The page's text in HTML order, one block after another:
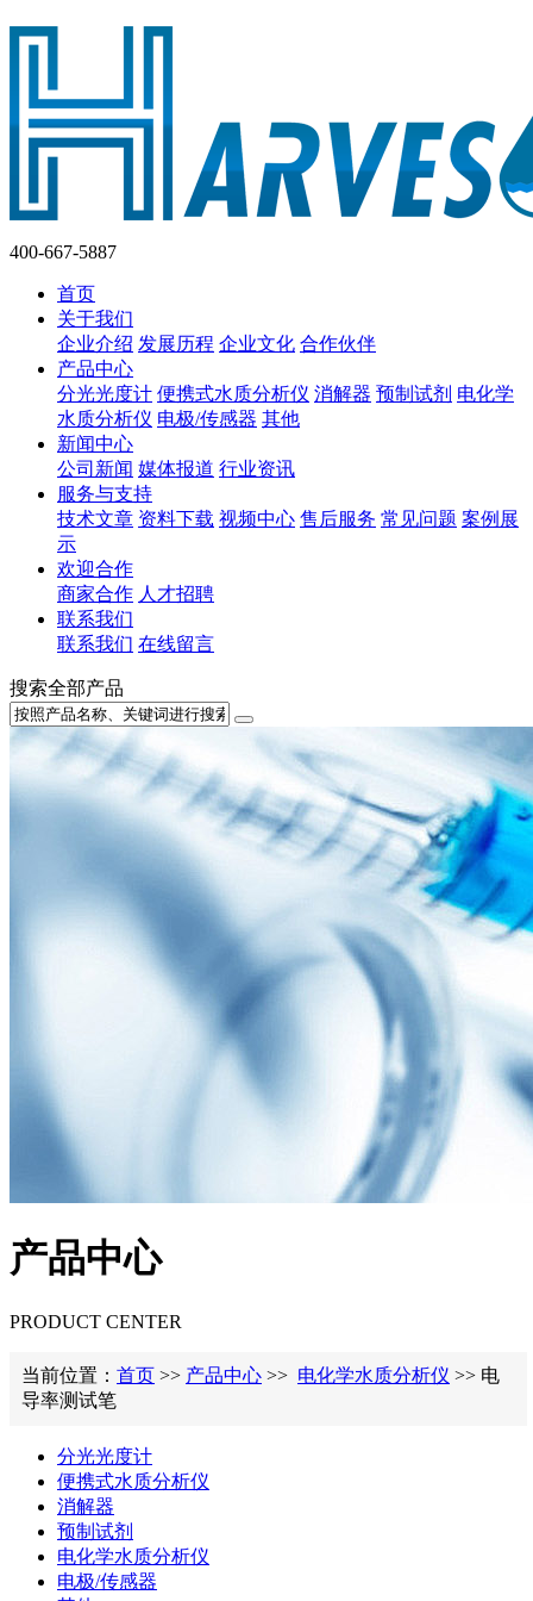
400-667-5887
首页
关于我们
企业介绍 发展历程 企业文化 合作伙伴
产品中心
分光光度计 便携式水质分析仪 消解器 预制试剂 电化学
水质分析仪 电极/传感器 其他
新闻中心
公司新闻 媒体报道 行业资讯
服务与支持
技术文章 资料下载 视频中心 售后服务 常见问题 案例展
示
欢迎合作
商家合作 人才招聘
联系我们
联系我们 在线留言
搜索全部产品
产品中心
PRODUCT CENTER
当前位置： 首页 >> 产品中心 >> 电化学水质分析仪 >> 电
导率测试笔
分光光度计
便携式水质分析仪
消解器
预制试剂
电化学水质分析仪
电极/传感器